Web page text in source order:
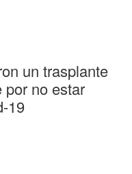
un trasplante
por no estar
19